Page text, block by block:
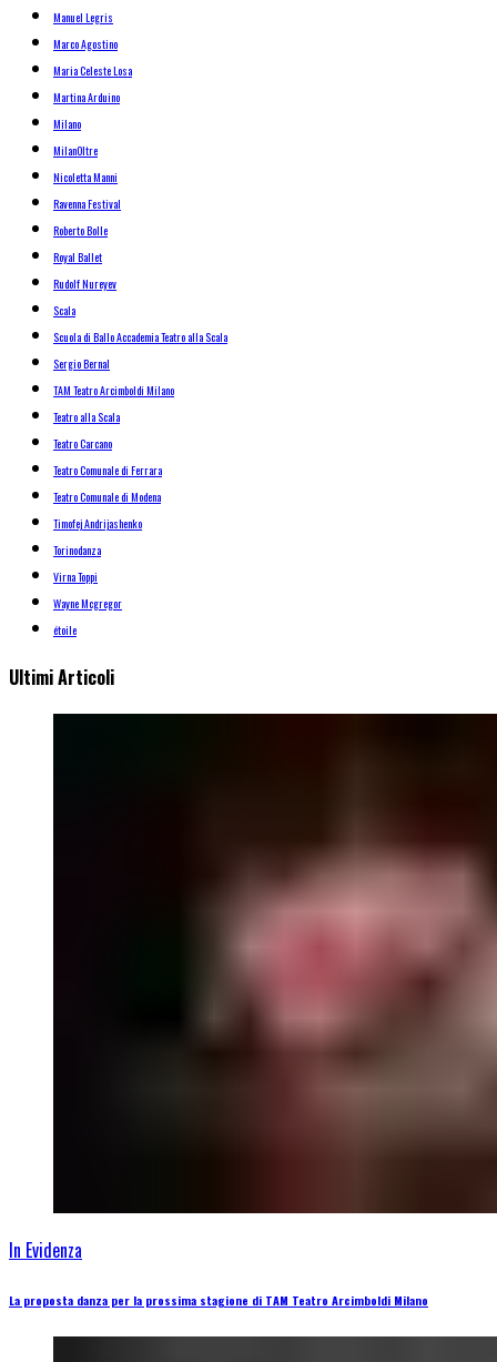
Manuel Legris
Marco Agostino
Maria Celeste Losa
Martina Arduino
Milano
MilanOltre
Nicoletta Manni
Ravenna Festival
Roberto Bolle
Royal Ballet
Rudolf Nureyev
Scala
Scuola di Ballo Accademia Teatro alla Scala
Sergio Bernal
TAM Teatro Arcimboldi Milano
Teatro alla Scala
Teatro Carcano
Teatro Comunale di Ferrara
Teatro Comunale di Modena
Timofej Andrijashenko
Torinodanza
Virna Toppi
Wayne Mcgregor
étoile
Ultimi Articoli
In Evidenza
La proposta danza per la prossima stagione di TAM Teatro Arcimboldi Milano